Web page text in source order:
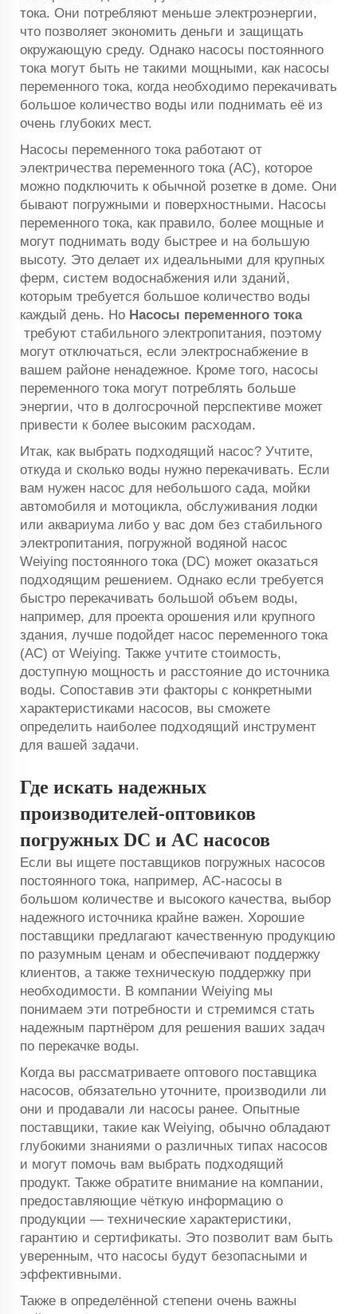
тока. Они потребляют меньше электроэнергии,
что позволяет экономить деньги и защищать
окружающую среду. Однако насосы постоянного
тока могут быть не такими мощными, как насосы
переменного тока, когда необходимо перекачивать
большое количество воды или поднимать её из
очень глубоких мест.
Насосы переменного тока работают от
электричества переменного тока (AC), которое
можно подключить к обычной розетке в доме. Они
бывают погружными и поверхностными. Насосы
переменного тока, как правило, более мощные и
могут поднимать воду быстрее и на большую
высоту. Это делает их идеальными для крупных
ферм, систем водоснабжения или зданий,
которым требуется большое количество воды
каждый день. Но Насосы переменного тока
требуют стабильного электропитания, поэтому
могут отключаться, если электроснабжение в
вашем районе ненадежное. Кроме того, насосы
переменного тока могут потреблять больше
энергии, что в долгосрочной перспективе может
привести к более высоким расходам.
Итак, как выбрать подходящий насос? Учтите,
откуда и сколько воды нужно перекачивать. Если
вам нужен насос для небольшого сада, мойки
автомобиля и мотоцикла, обслуживания лодки
или аквариума либо у вас дом без стабильного
электропитания, погружной водяной насос
Weiying постоянного тока (DC) может оказаться
подходящим решением. Однако если требуется
быстро перекачивать большой объем воды,
например, для проекта орошения или крупного
здания, лучше подойдет насос переменного тока
(AC) от Weiying. Также учтите стоимость,
доступную мощность и расстояние до источника
воды. Сопоставив эти факторы с конкретными
характеристиками насосов, вы сможете
определить наиболее подходящий инструмент
для вашей задачи.
Где искать надежных
производителей-оптовиков
погружных DC и AC насосов
Если вы ищете поставщиков погружных насосов
постоянного тока, например, АС-насосы в
большом количестве и высокого качества, выбор
надежного источника крайне важен. Хорошие
поставщики предлагают качественную продукцию
по разумным ценам и обеспечивают поддержку
клиентов, а также техническую поддержку при
необходимости. В компании Weiying мы
понимаем эти потребности и стремимся стать
надежным партнёром для решения ваших задач
по перекачке воды.
Когда вы рассматриваете оптового поставщика
насосов, обязательно уточните, производили ли
они и продавали ли насосы ранее. Опытные
поставщики, такие как Weiying, обычно обладают
глубокими знаниями о различных типах насосов
и могут помочь вам выбрать подходящий
продукт. Также обратите внимание на компании,
предоставляющие чёткую информацию о
продукции — технические характеристики,
гарантию и сертификаты. Это позволит вам быть
уверенным, что насосы будут безопасными и
эффективными.
Также в определённой степени очень важны